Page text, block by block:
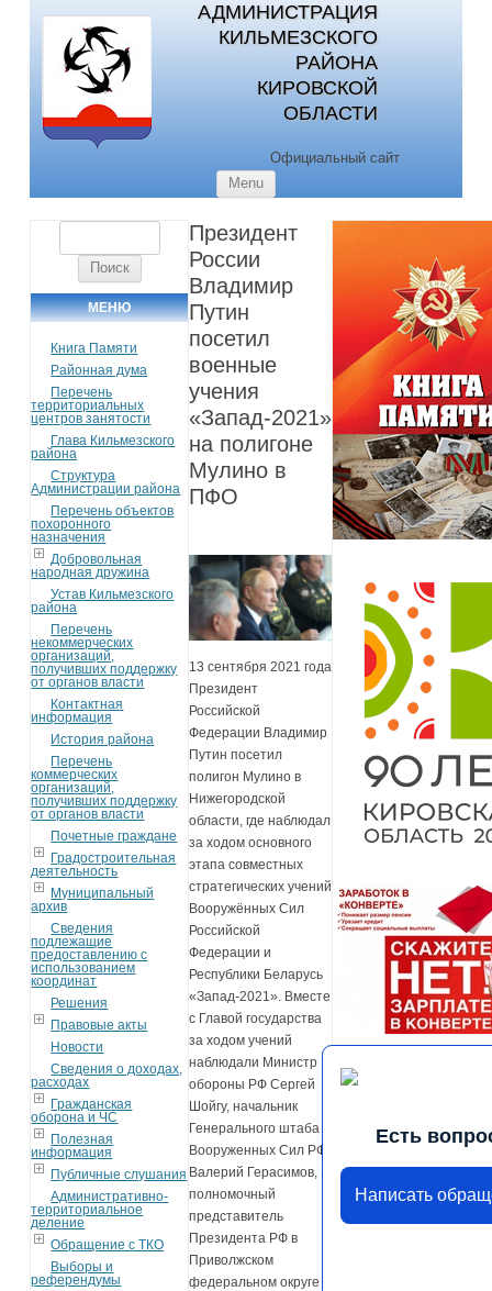
АДМИНИСТРАЦИЯ
КИЛЬМЕЗСКОГО
РАЙОНА
КИРОВСКОЙ
ОБЛАСТИ
Официальный сайт
Menu
МЕНЮ
Книга Памяти
Районная дума
Перечень
территориальных
центров занятости
Глава Кильмезского
района
Структура
Администрации района
Перечень объектов
похоронного
назначения
Добровольная
народная дружина
Устав Кильмезского
района
Перечень
некоммерческих
организаций,
получивших поддержку
от органов власти
Контактная
информация
История района
Перечень
коммерческих
организаций,
получивших поддержку
от органов власти
Почетные граждане
Градостроительная
деятельность
Муниципальный
архив
Сведения
подлежащие
предоставлению с
использованием
координат
Решения
Правовые акты
Новости
Сведения о доходах,
расходах
Гражданская
оборона и ЧС
Полезная
информация
Публичные слушания
Административно-
территориальное
деление
Обращение с ТКО
Выборы и
референдумы
Президент
России
Владимир
Путин
посетил
военные
учения
«Запад-2021»
на полигоне
Мулино в
ПФО
13 сентября 2021 года
Президент
Российской
Федерации Владимир
Путин посетил
полигон Мулино в
Нижегородской
области, где наблюдал
за ходом основного
этапа совместных
стратегических учений
Вооружённых Сил
Российской
Федерации и
Республики Беларусь
«Запад-2021». Вместе
с Главой государства
за ходом учений
наблюдали Министр
обороны РФ Сергей
Шойгу, начальник
Генерального штаба
Вооруженных Сил РФ
Валерий Герасимов,
полномочный
представитель
Президента РФ в
Приволжском
федеральном округе
Есть
Написать